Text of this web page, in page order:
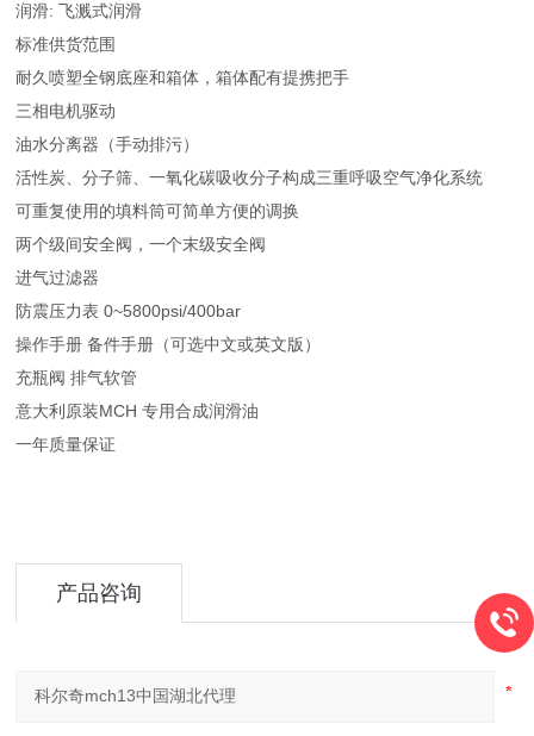
润滑: 飞溅式润滑
标准供货范围
耐久喷塑全钢底座和箱体，箱体配有提携把手
三相电机驱动
油水分离器（手动排污）
活性炭、分子筛、一氧化碳吸收分子构成三重呼吸空气净化系统
可重复使用的填料筒可简单方便的调换
两个级间安全阀，一个末级安全阀
进气过滤器
防震压力表 0~5800psi/400bar
操作手册 备件手册（可选中文或英文版）
充瓶阀 排气软管
意大利原装MCH 专用合成润滑油
一年质量保证
产品咨询